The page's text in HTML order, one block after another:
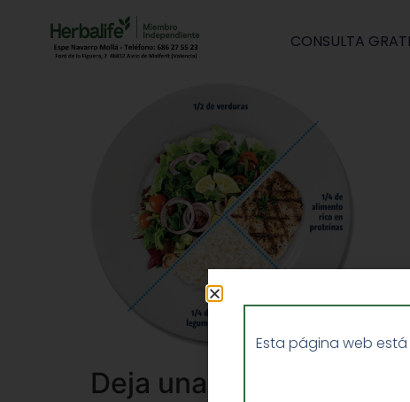
CONSULTA
Deja una respuesta
Esta página web está